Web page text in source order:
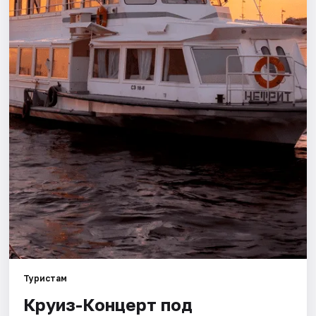
Города
Площадки
Артисты
Рейтинги
Туристам
Круиз-Концерт под